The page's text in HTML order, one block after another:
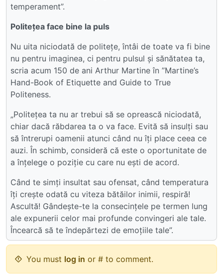
temperament”.
Politețea face bine la puls
Nu uita niciodată de politețe, întâi de toate va fi bine
nu pentru imaginea, ci pentru pulsul și sănătatea ta,
scria acum 150 de ani Arthur Martine în ”Martine’s
Hand-Book of Etiquette and Guide to True
Politeness.
„Politețea ta nu ar trebui să se oprească niciodată,
chiar dacă răbdarea ta o va face. Evită să insulți sau
să întrerupi oamenii atunci când nu îți place ceea ce
auzi. În schimb, consideră că este o oportunitate de
a înțelege o poziție cu care nu ești de acord.
Când te simți insultat sau ofensat, când temperatura
îți crește odată cu viteza bătăilor inimii, respiră!
Ascultă! Gândește-te la consecințele pe termen lung
ale expunerii celor mai profunde convingeri ale tale.
Încearcă să te îndepărtezi de emoțiile tale”.
You must log in or # to comment.